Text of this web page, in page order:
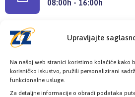
Upravljajte
Na našoj web stranici koristimo kolačiće kako
korisničko iskustvo, pružili personalizirani
funkcionalne usluge.
Za detaljne informacije o obradi podataka
08:00h - 16:00h
Provjerite status
zdravstvene